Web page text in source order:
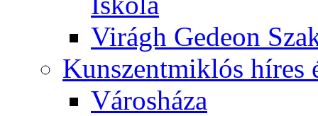
Virágh Gedeon
Kunszentmiklós híres
Városháza